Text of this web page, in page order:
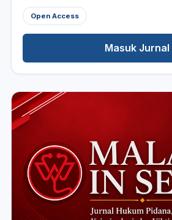
Open Access
Masuk Jurnal